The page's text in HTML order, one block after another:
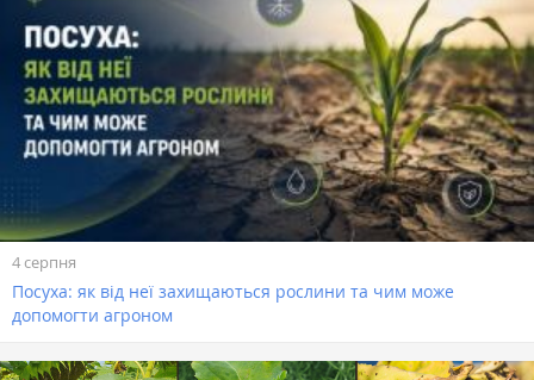
4 серпня
Посуха: як від неї захищаються рослини та чим може
допомогти агроном